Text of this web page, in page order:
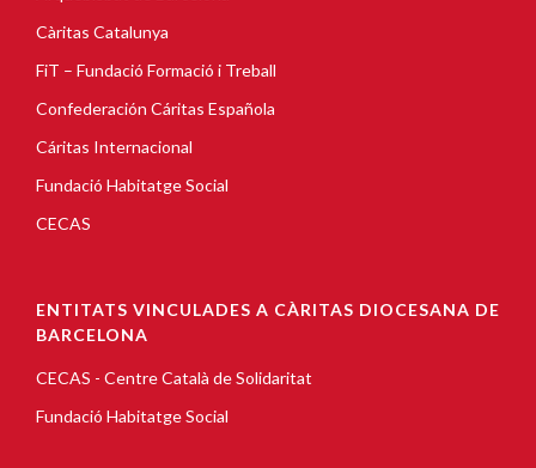
Càritas Catalunya
FiT – Fundació Formació i Treball
Confederación Cáritas Española
Cáritas Internacional
Fundació Habitatge Social
CECAS
ENTITATS VINCULADES A CÀRITAS DIOCESANA DE
BARCELONA
CECAS - Centre Català de Solidaritat
Fundació Habitatge Social